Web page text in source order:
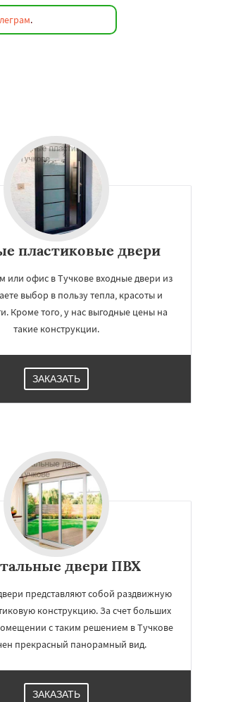
.
пластиковые двери
или офис в Тучкове входные двери из
выбор в пользу тепла, красоты и
Кроме того, у нас выгодные цены на
такие конструкции.
ЗАКАЗАТЬ
двери ПВХ
представляют собой раздвижную
конструкцию. За счет больших
с таким решением в Тучкове
прекрасный панорамный вид.
ЗАКАЗАТЬ